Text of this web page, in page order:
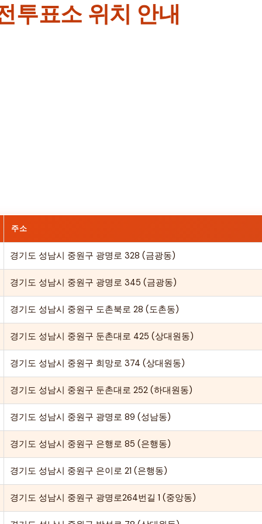
투표소 위치 안내
주소
경기도 성남시 중원구 광명로 328 (금광동)
경기도 성남시 중원구 광명로 345 (금광동)
경기도 성남시 중원구 도촌북로 28 (도촌동)
경기도 성남시 중원구 둔촌대로 425 (상대원동)
경기도 성남시 중원구 희망로 374 (상대원동)
경기도 성남시 중원구 둔촌대로 252 (하대원동)
경기도 성남시 중원구 광명로 89 (성남동)
경기도 성남시 중원구 은행로 85 (은행동)
경기도 성남시 중원구 은이로 21 (은행동)
경기도 성남시 중원구 광명로264번길 1 (중앙동)